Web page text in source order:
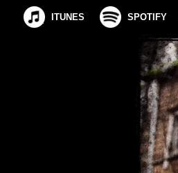
ITUNES SPOTIFY